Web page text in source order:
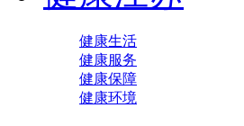
健康生活
健康服务
健康保障
健康环境